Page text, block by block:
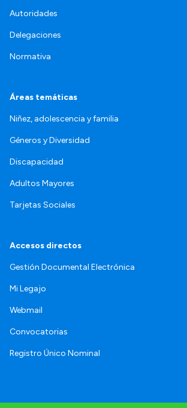
Autoridades
Delegaciones
Normativa
Áreas temáticas
Niñez, adolescencia y familia
Géneros y Diversidad
Discapacidad
Adultos Mayores
Tarjetas Sociales
Accesos directos
Gestión Documental Electrónica
Mi Legajo
Webmail
Convocatorias
Registro Único Nominal